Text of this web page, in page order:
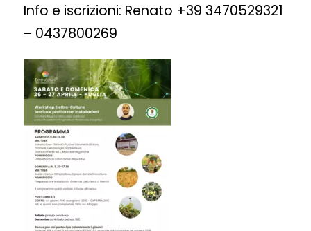
Info e iscrizioni: Renato +39 3470529321
– 0437800269